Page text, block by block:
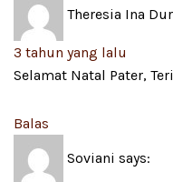
Theresia Ina
3 tahun yang lalu
Selamat Natal Pater,
Balas
Soviani says: